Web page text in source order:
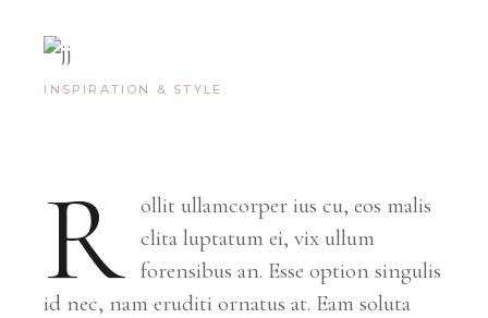
INSPIRATION & STYLE
R ollit ullamcorper ius cu, eos malis
clita luptatum ei, vix ullum
forensibus an. Esse option singulis
id nec, nam eruditi ornatus at. Eam soluta